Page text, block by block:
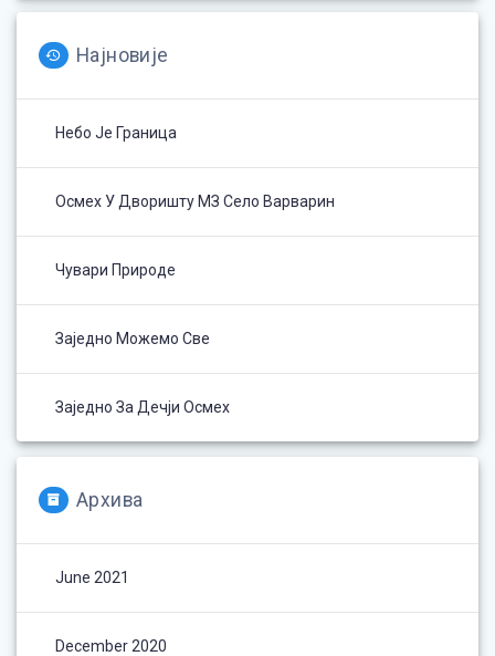
Најновије
Небо Је Граница
Осмех У Дворишту МЗ Село Варварин
Чувари Природе
Заједно Можемо Све
Заједно За Дечји Осмех
Архива
June 2021
December 2020